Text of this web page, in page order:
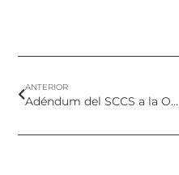
ANTERIOR
Adéndum del SCCS a la Opinión Científica sobre el Hexil Salicilato – Exposición en niños de 0 a 3 años